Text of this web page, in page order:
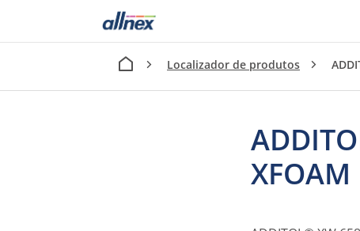
Localizador de produtos
XFOAM